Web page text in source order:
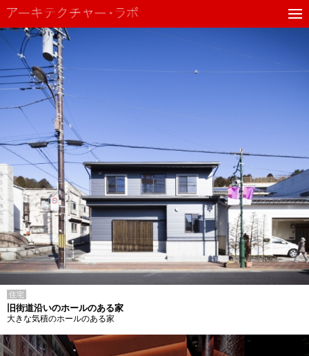
住宅
旧街道沿いのホールのある家
大きな気積のホールのある家